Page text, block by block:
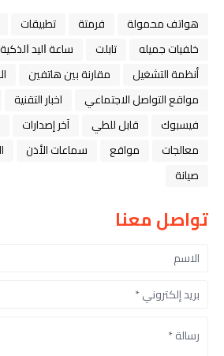
هواتف محمولة فرمتة تطبيقات
خلفيات جميله
تابلت ﺳﺎﻋﺔ ﺍﻟﻴﺪ
أنظمة التشغيل
مقارنة بين هاتفين
مواقع التواصل الاجتماعي
اخبار التقنية
فيسبوك
قابل للطي آخر إصدارات
معالجات
مواقع سماعات الأذن
صيانة
تواصل معنا